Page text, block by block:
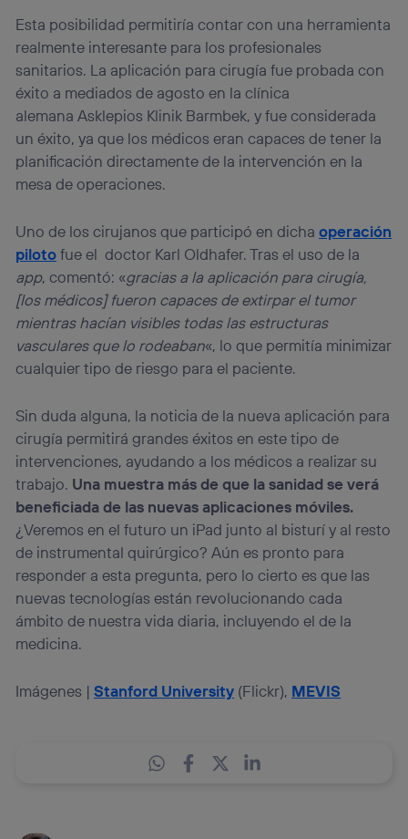
Esta posibilidad permitiría contar con una herramienta
realmente interesante para los profesionales
sanitarios. La aplicación para cirugía fue probada con
éxito a mediados de agosto en la clínica
alemana Asklepios Klinik Barmbek, y fue considerada
un éxito, ya que los médicos eran capaces de tener la
planificación directamente de la intervención en la
mesa de operaciones.
Uno de los cirujanos que participó en dichaoperación
pilotofue el doctor Karl Oldhafer. Tras el uso de la
app, comentó: «gracias a la aplicación para cirugía,
[los médicos] fueron capaces de extirpar el tumor
mientras hacían visibles todas las estructuras
vasculares que lo rodeaban«, lo que permitía minimizar
cualquier tipo de riesgo para el paciente.
Sin duda alguna, la noticia de la nueva aplicación para
cirugía permitirá grandes éxitos en este tipo de
intervenciones, ayudando a los médicos a realizar su
trabajo. Una muestra más de que la sanidad se verá
beneficiada de las nuevas aplicaciones móviles.
¿Veremos en el futuro un iPad junto al bisturí y al resto
de instrumental quirúrgico? Aún es pronto para
responder a esta pregunta, pero lo cierto es que las
nuevas tecnologías están revolucionando cada
ámbito de nuestra vida diaria, incluyendo el de la
medicina.
Imágenes |Stanford University (Flickr), MEVIS